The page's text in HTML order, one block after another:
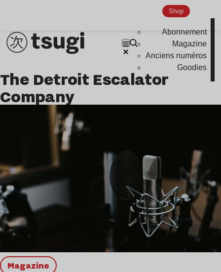
Shop
Abonnement
Magazine
Anciens numéros
Goodies
The Detroit Escalator
Company
magazine